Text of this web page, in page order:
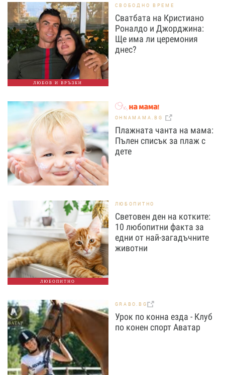
ЛЮБОВ И ВРЪЗКИ
СВОБОДНО ВРЕМЕ
Сватбата на Кристиано
Роналдо и Джорджина:
Ще има ли церемония
днес?
OHNAMAMA.BG
Плажната чанта на мама:
Пълен списък за плаж с
дете
ЛЮБОПИТНО
ЛЮБОПИТНО
Световен ден на котките:
10 любопитни факта за
едни от най-загадъчните
животни
GRABO.BG
Урок по конна езда - Клуб
по конен спорт Аватар